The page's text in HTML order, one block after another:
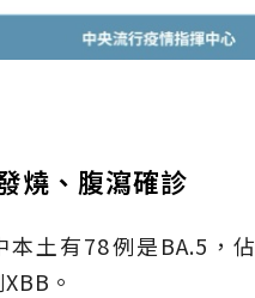
燒、腹瀉確診
土有78例是BA.5，佔
。